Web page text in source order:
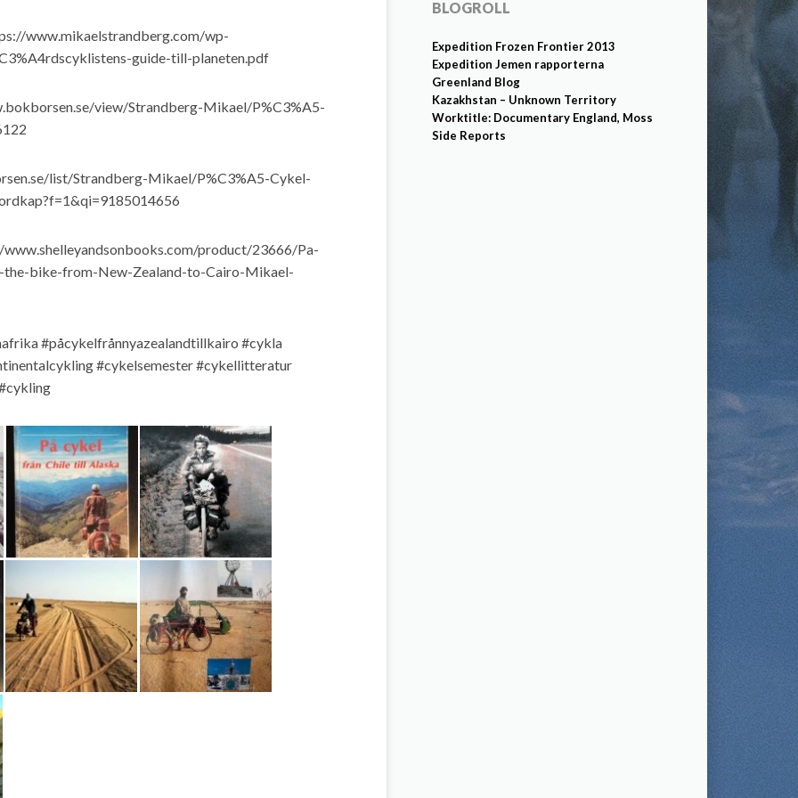
www.mikaelstrandberg.com/wp-
guide-till-planeten.pdf
view/Strandberg-Mikael/P%C3%A5-
list/Strandberg-Mikael/P%C3%A5-Cykel-
product/23666/Pa-
bike-from-New-Zealand-to-Cairo-Mikael-
#påcykelfrånnyazealandtillkairo #cykla
#cykelsemester#cykellitteratur
BLOGROLL
Expedition Frozen Frontier 2013
Expedition Jemen rapporterna
Greenland Blog
Kazakhstan – Unknown Territory
Worktitle: Documentary England, Moss
Side Reports